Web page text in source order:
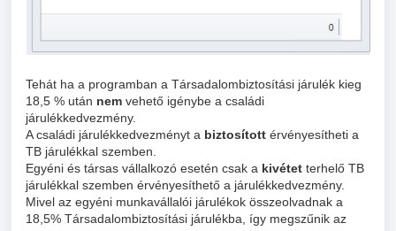
Tehát ha a programban a Társadalombiztosítási járulék kieg
18,5 % után nem vehető igénybe a családi
járulékkedvezmény.
A családi járulékkedvezményt a biztosított érvényesítheti a
TB járulékkal szemben.
Egyéni és társas vállalkozó esetén csak a kivétet terhelő TB
járulékkal szemben érvényesíthető a járulékkedvezmény.
Mivel az egyéni munkavállalói járulékok összeolvadnak a
18,5% Társadalombiztosítási járulékba, így megszűnik az